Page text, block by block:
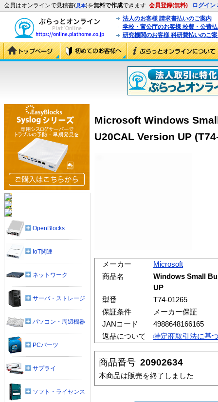
会員はオンラインで見積書(見本)を無料で作成できます 会員登録(無料) ログイン
法人のお客様 請求書払いのご案内
学校・官公庁のお客様 校費・公費
研究機関のお客様 科研費払いのご
Microsoft Windows
U20CAL Version UP
メーカー
Microsoft
商品名
Windows Small
UP
型番
T74-01265
保証条件
メーカー保証
JANコード
4988648166165
返品について
特定商取引法に基
商品番号 20902634
本商品は販売を終了しました
OpenBlocks
IoT関連
ネットワーク
サーバ・ストレージ
パソコン・周辺機器
PCパーツ
サプライ
ソフト・ライセンス